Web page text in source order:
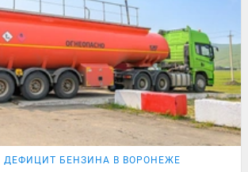
ДЕФИЦИТ БЕНЗИНА В ВОРОНЕЖЕ